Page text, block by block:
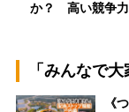
か？ 高い競争
「みんなで
《